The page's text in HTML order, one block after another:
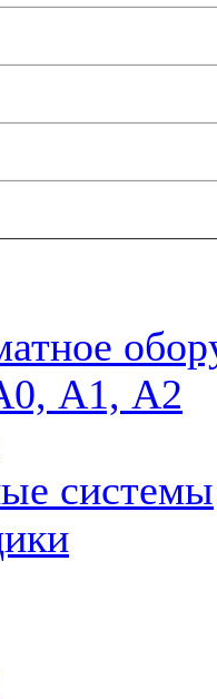
А1, А2
системы